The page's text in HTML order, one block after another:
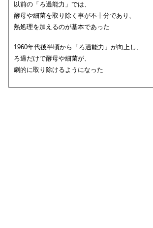
以前の「ろ過能力」では、
酵母や細菌を取り除く事が不十分であり、
熱処理を加えるのが基本であった
1960年代後半頃から「ろ過能力」が向上し、
ろ過だけで酵母や細菌が、
劇的に取り除けるようになった